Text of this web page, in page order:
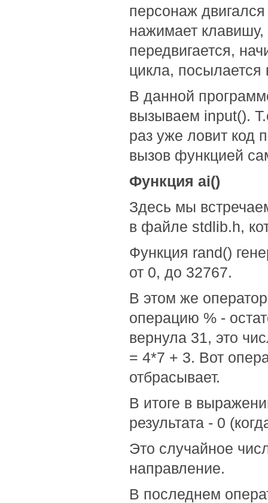
персонаж
нажимает
передвигается,
цикла, посылается
В данной
вызываем input().
раз уже ловит код
вызов функцией
Функция ai()
Здесь мы
в файле stdlib.h,
Функция rand()
от 0, до 32767.
В этом же
операцию % -
вернула 31, это
= 4*7 + 3. Вот
отбрасывает.
В итоге в
результата - 0
Это случайное
направление.
В последнем